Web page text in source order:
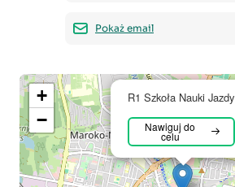
Pokaż email
R1 Szkoła Nauki Jazdy
Nawiguj do
celu
+
−